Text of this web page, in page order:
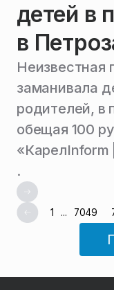
детей в
в
Неизвестная
заманивала
родителей, в
обещая 100
«КарелInform
.
1 ... 7049